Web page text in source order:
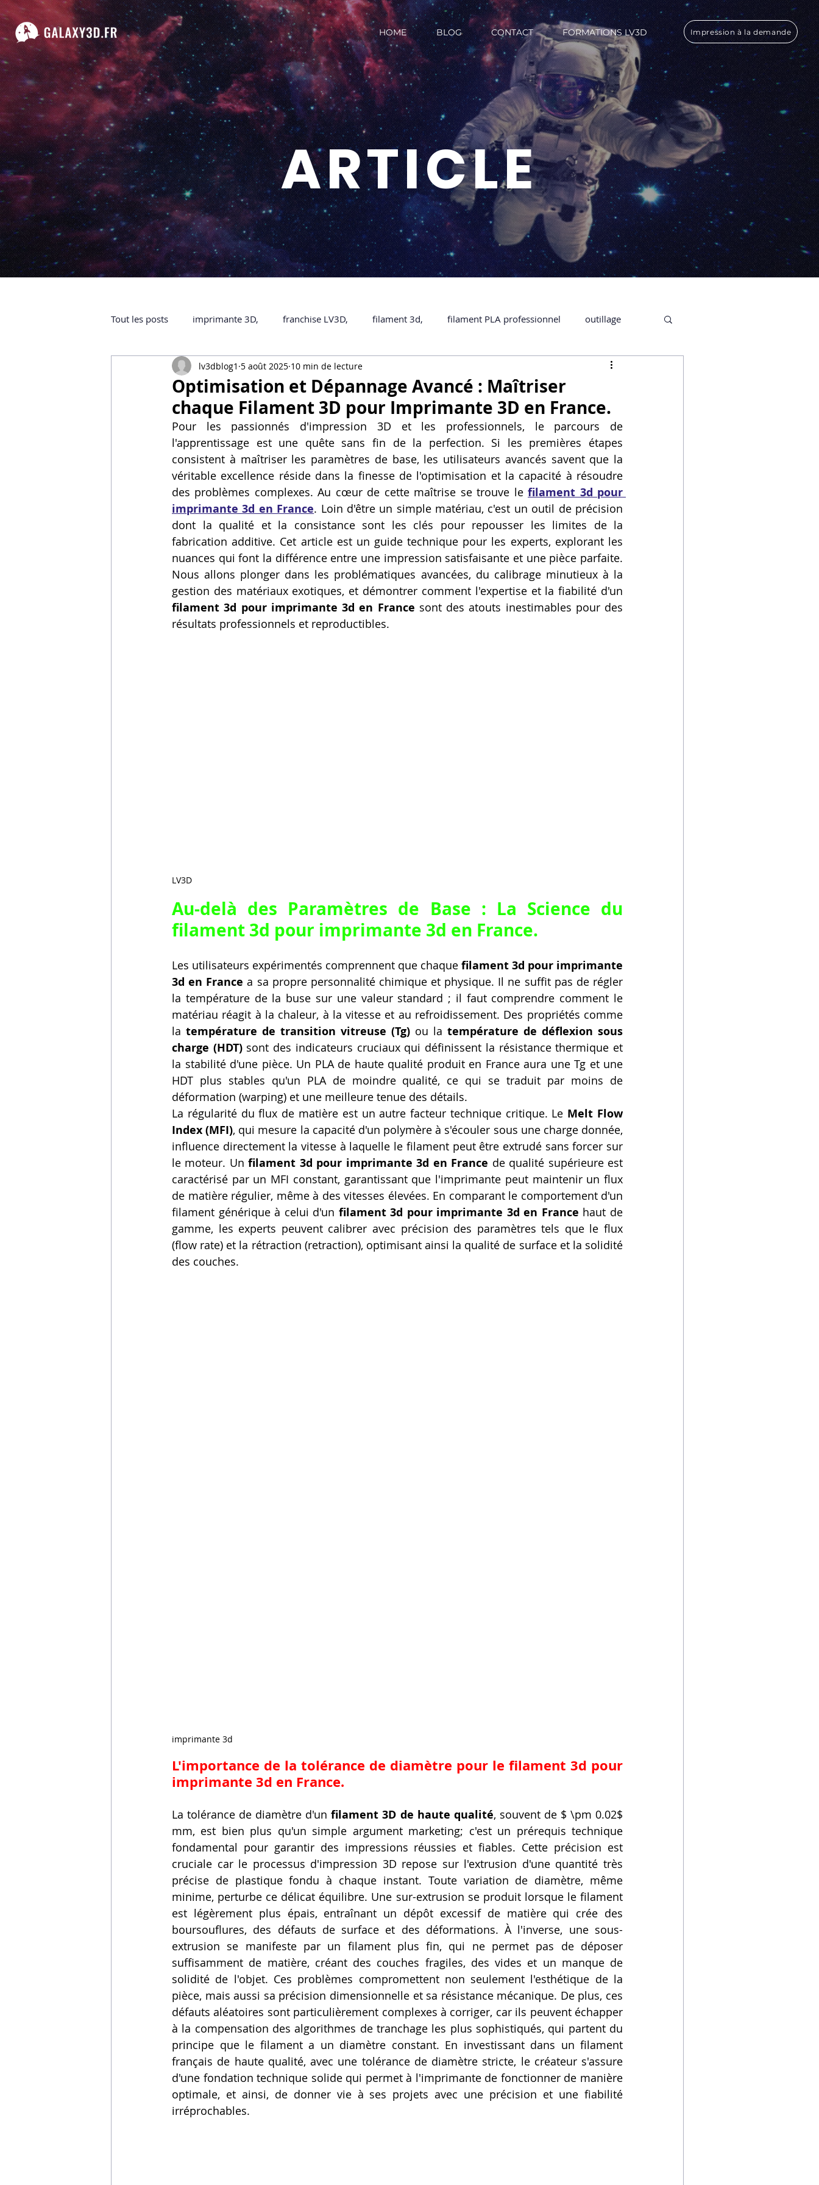
HOME BLOG CONTACT FORMATIONS LV3D Impression à la demande
ARTICLE
Tout les posts imprimante 3D, franchise LV3D, filament 3d, filament PLA professionnel outillage
impression 3D à la demande Accessoires imprimante 3D professionelle
ARTILLERY 3D Formation impression 3D SCANNER 3D impression 3D
certifiée QUALIOPI Refaire une piece en 3D Formation 3D en ligne. Formation 3D CPF CREALITY,
Creality Hi combo Artillery M1 Pro Filament PLA Service administratif en ligne Secrétaire en Ligne
Vidéos sur l'impression 3D, Artillery M1 pro Creality HI combo Filament PETG
Formation impresssion 3D formation CPF
Optimisation et Dépannage Avancé : Maîtriser
chaque Filament 3D pour Imprimante 3D en France.
lv3dblog1 5 août 2025 10 min de lecture
Pour les passionnés d'impression 3D et les professionnels, le parcours de
l'apprentissage est une quête sans fin de la perfection. Si les premières étapes
consistent à maîtriser les paramètres de base, les utilisateurs avancés savent que la
véritable excellence réside dans la finesse de l'optimisation et la capacité à résoudre
des problèmes complexes. Au cœur de cette maîtrise se trouve le filament 3d pour
imprimante 3d en France. Loin d'être un simple matériau, c'est un outil de précision
dont la qualité et la consistance sont les clés pour repousser les limites de la
fabrication additive. Cet article est un guide technique pour les experts, explorant les
nuances qui font la différence entre une impression satisfaisante et une pièce parfaite.
Nous allons plonger dans les problématiques avancées, du calibrage minutieux à la
filament 3d pour imprimante 3d en France sont des atouts inestimables pour des
résultats professionnels et reproductibles.
LV3D
filament 3d pour imprimante 3d en France.
Les utilisateurs expérimentés comprennent que chaque filament 3d pour imprimante
3d en France a sa propre personnalité chimique et physique. Il ne suffit pas de régler
la température de la buse sur une valeur standard ; il faut comprendre comment le
matériau réagit à la chaleur, à la vitesse et au refroidissement. Des propriétés comme
la température de transition vitreuse (Tg) ou la température de déflexion sous
charge (HDT) sont des indicateurs cruciaux qui définissent la résistance thermique et
la stabilité d'une pièce. Un PLA de haute qualité produit en France aura une Tg et une
HDT plus stables qu'un PLA de moindre qualité, ce qui se traduit par moins de
déformation (warping) et une meilleure tenue des détails.
La régularité du flux de matière est un autre facteur technique critique. Le Melt Flow
Index (MFI), qui mesure la capacité d'un polymère à s'écouler sous une charge donnée,
influence directement la vitesse à laquelle le filament peut être extrudé sans forcer sur
le moteur. Un filament 3d pour imprimante 3d en France de qualité supérieure est
caractérisé par un MFI constant, garantissant que l'imprimante peut maintenir un flux
de matière régulier, même à des vitesses élevées. En comparant le comportement d'un
filament générique à celui d'un filament 3d pour imprimante 3d en France haut de
gamme, les experts peuvent calibrer avec précision des paramètres tels que le flux
(flow rate) et la rétraction (retraction), optimisant ainsi la qualité de surface et la solidité
des couches.
imprimante 3d
L'importance de la tolérance de diamètre pour le filament 3d pour
imprimante 3d en France.
La tolérance de diamètre d'un filament 3D de haute qualité, souvent de $ \pm 0.02$
mm, est bien plus qu'un simple argument marketing; c'est un prérequis technique
fondamental pour garantir des impressions réussies et fiables. Cette précision est
cruciale car le processus d'impression 3D repose sur l'extrusion d'une quantité très
précise de plastique fondu à chaque instant. Toute variation de diamètre, même
minime, perturbe ce délicat équilibre. Une sur-extrusion se produit lorsque le filament
est légèrement plus épais, entraînant un dépôt excessif de matière qui crée des
boursouflures, des défauts de surface et des déformations. À l'inverse, une sous-
extrusion se manifeste par un filament plus fin, qui ne permet pas de déposer
suffisamment de matière, créant des couches fragiles, des vides et un manque de
solidité de l'objet. Ces problèmes compromettent non seulement l'esthétique de la
pièce, mais aussi sa précision dimensionnelle et sa résistance mécanique. De plus, ces
défauts aléatoires sont particulièrement complexes à corriger, car ils peuvent échapper
à la compensation des algorithmes de tranchage les plus sophistiqués, qui partent du
principe que le filament a un diamètre constant. En investissant dans un filament
français de haute qualité, avec une tolérance de diamètre stricte, le créateur s'assure
d'une fondation technique solide qui permet à l'imprimante de fonctionner de manière
optimale, et ainsi, de donner vie à ses projets avec une précision et une fiabilité
irréprochables.